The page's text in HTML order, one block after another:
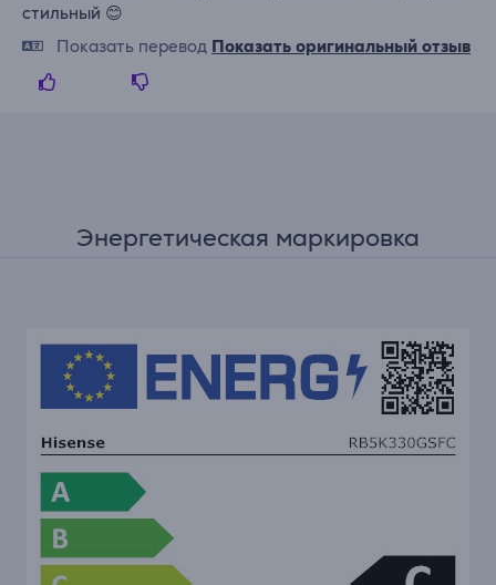
стильный 😊
Показать перевод Показать оригинальный отзыв
Энергетическая маркировка